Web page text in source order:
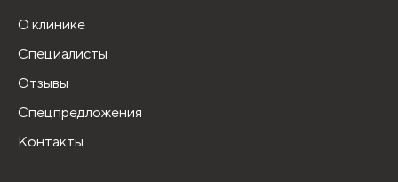
О клинике
Специалисты
Отзывы
Спецпредложения
Контакты